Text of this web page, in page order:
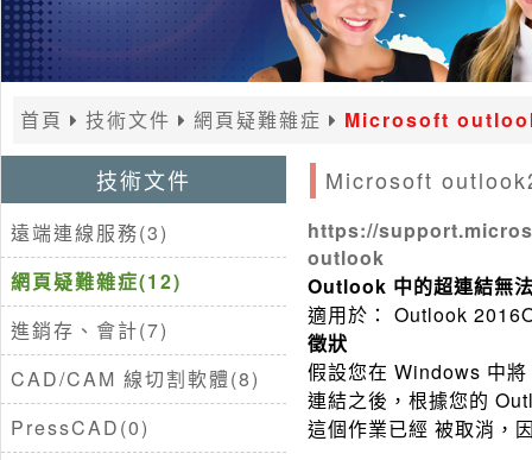
首頁 技術文件 網頁疑難雜症 Microsoft
技術文件
遠端連線服務(3)
網頁疑難雜症(12)
進銷存、會計(7)
CAD/CAM 線切割軟體(8)
PressCAD(0)
Microsoft
https://
outlook
Outlook 中的超連結無
適用於： Outlook
徵狀
假設您在 Windows 中
連結之後，根據您的
這個作業已經 被取消，